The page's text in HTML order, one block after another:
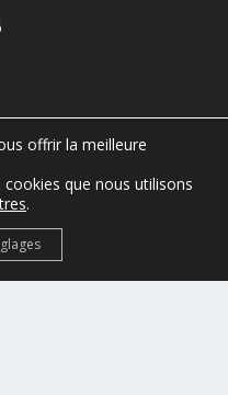
)
65
offrir la meilleure
que nous utilisons
.